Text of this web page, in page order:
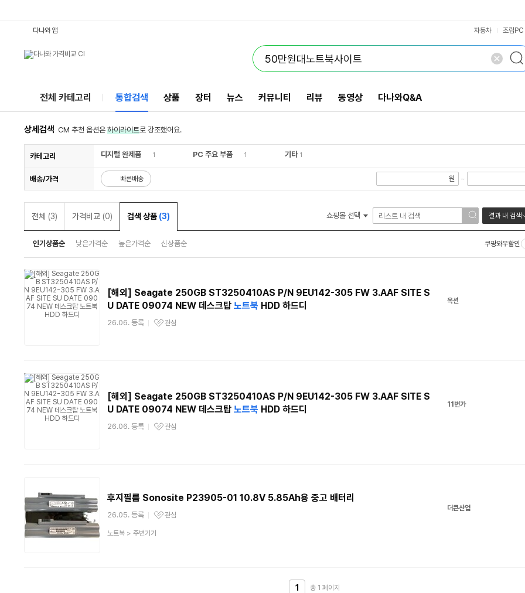
다나와 앱 자동차 조립PC
전체 카테고리 통합검색 상품 장터 뉴스 커뮤니티 리뷰 동영상 다나와Q&A
상세검색 CM 추천 옵션은 하이라이트로 강조했어요.
카테고리 디지털 완제품 1 PC 주요 부품 1 기타 1
배송/가격 빠른배송 원 ~
전체 (3) 가격비교 (0) 검색 상품 (3) 쇼핑몰 선택 결과 내 검색
인기상품순 낮은가격순 높은가격순 신상품순 쿠팡와우할인
[해외] Seagate 250GB ST3250410AS P/N 9EU142-305 FW 3.AAF SITE S
U DATE 09074 NEW 데스크탑 노트북 HDD 하드디
26.06. 등록
관심상품
관심
옥션
[해외] Seagate 250GB ST3250410AS P/N 9EU142-305 FW 3.AAF SITE S
U DATE 09074 NEW 데스크탑 노트북 HDD 하드디
26.06. 등록
관심상품
관심
11번가
후지필름 Sonosite P23905-01 10.8V 5.85Ah용 중고 배터리
26.05. 등록
관심상품
관심
상
노트북> 주변기기
더큰산업
1 총 1 페이지